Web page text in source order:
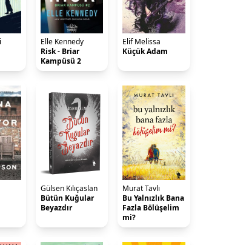
Elle Kennedy
Risk - Briar
Kampüsü 2
Elif Melissa
Küçük Adam
Gülsen Kılıçaslan
Bütün Kuğular
Beyazdır
Murat Tavlı
Bu Yalnızlık Bana
Fazla Bölüşelim
mi?